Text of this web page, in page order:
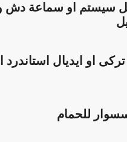
سيستم او سماعة دش
او ايديال استاندرد
للحمام